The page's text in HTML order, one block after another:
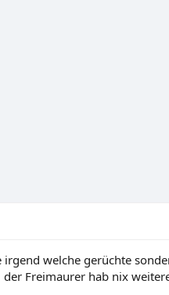
welche gerüchte
Freimaurer hab nix